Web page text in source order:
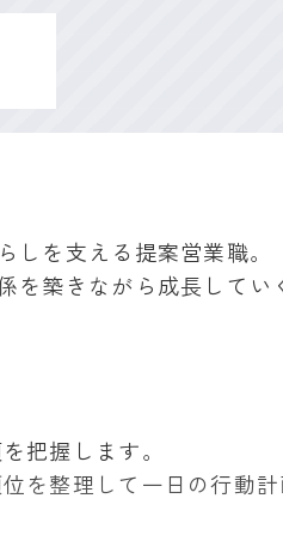
しを支える提案営業職。
築きながら成長してい
把握します。
を整理して一日の行動計